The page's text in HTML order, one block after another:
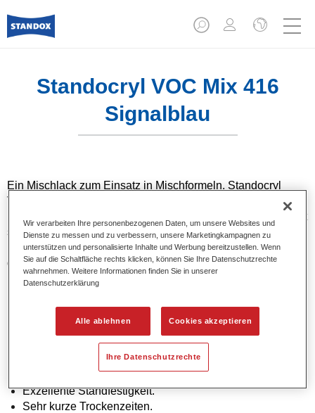
Standocryl VOC Mix 416
Signalblau
Ein Mischlack zum Einsatz in Mischformeln. Standocryl
VOC-Autolack ist ein hochwertiger, lösemittelbasierender 2-
sehr gute Deckfähigkeit und Farbtongenauigkeit dank
neuester Pigmenttechnologie. Außerdem zeichnet er sich
durch ausgezeichnete Brillanz und außergewöhnliche
Ergiebigkeit aus.
Ausgezeichnete Polierfähigkeit.
Wirtschaftliche Verarbeitung.
Applikation in einem Arbeitsgang (One Visit Application).
Exzellente Standfestigkeit.
Sehr kurze Trockenzeiten.
Wir verarbeiten Ihre personenbezogenen Daten, um unsere Websites und
Dienste zu messen und zu verbessern, unsere Marketingkampagnen zu
unterstützen und personalisierte Inhalte und Werbung bereitzustellen. Wenn
Sie auf die Schaltfläche rechts klicken, können Sie Ihre Datenschutzrechte
wahrnehmen. Weitere Informationen finden Sie in unserer
Datenschutzerklärung
Alle ablehnen Cookies akzeptieren
Ihre Datenschutzrechte